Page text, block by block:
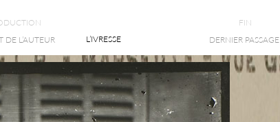
DE L’AUTEUR
L’IVRESSE
FIN
DERNIER PASSAGE